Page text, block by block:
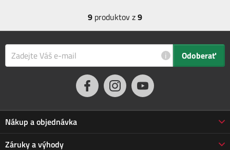
9 produktov z9
i Odoberať
Nákup a objednávka
Obchodné podmienky
Záruky a výhody